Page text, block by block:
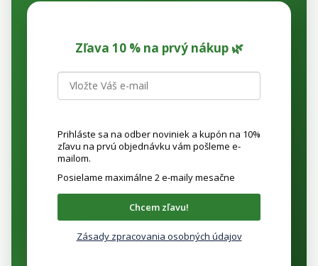
Zľava 10 % na prvý nákup 🌿
Prihláste sa na odber noviniek a kupón na 10%
zľavu na prvú objednávku vám pošleme e-
mailom.
Posielame maximálne 2 e-maily mesačne
Chcem zľavu!
Zásady zpracovania osobných údajov